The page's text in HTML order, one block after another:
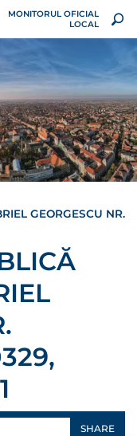
MONITORUL OFICIAL
LOCAL
GEORGESCU NR.
SHARE